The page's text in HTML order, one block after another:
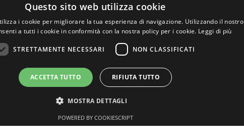
segreteria@pec-
comunediriomaggiore.it
Email
Questo sito web utilizza cookie
i cookie per migliorare la tua esperienza di navigazione. Utilizzando il nostro
a tutti i cookie in conformità con la nostra policy per i cookie. Leggi di più
STRETTAMENTE NECESSARI NON CLASSIFICATI
ACCETTA TUTTO RIFIUTA TUTTO
MOSTRA DETTAGLI
POWERED BY COOKIESCRIPT